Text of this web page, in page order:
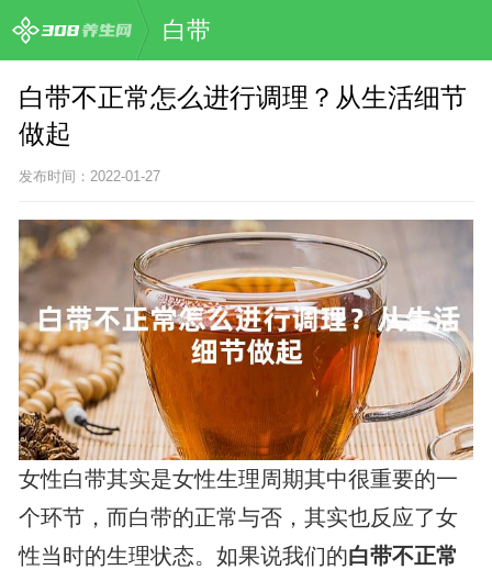
白带
白带不正常怎么进行调理？从生活细节
做起
发布时间：2022-01-27
女性白带其实是女性生理周期其中很重要的一
个环节，而白带的正常与否，其实也反应了女
性当时的生理状态。如果说我们的白带不正常